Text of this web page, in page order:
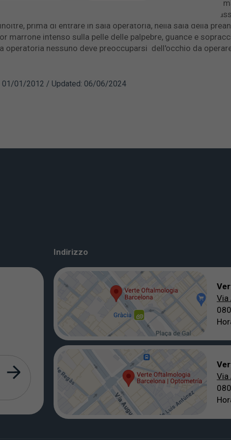
che ogni operazione viene eseguita sull’occhio
dell'infermiere, dell'anestesista e del chirurgo stesso,
prima di entrare in sala operatoria, nella sala della
marrone intenso sulla pelle delle palpebre, guance e
operatoria nessuno deve preoccuparsi dell'occhio da
01/01/2012 / Updated: 06/06/2024
Indirizzo
Via
Via